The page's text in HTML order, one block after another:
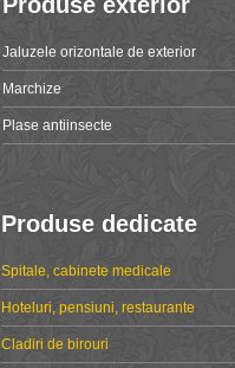
Jaluzele orizontale de exterior
Marchize
Plase antiinsecte
Produse dedicate
Spitale, cabinete medicale
Hoteluri, pensiuni, restaurante
Cladiri de birouri